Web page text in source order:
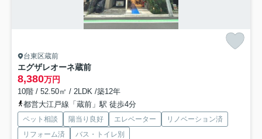
台東区蔵前
エグザレオーネ蔵前
8,380万円
10階 / 52.50㎡ / 2LDK /築12年
都営大江戸線「蔵前」駅 徒歩4分
ペット相談 陽当り良好 エレベーター
リノベーション済
リフォーム済
バス・トイレ別